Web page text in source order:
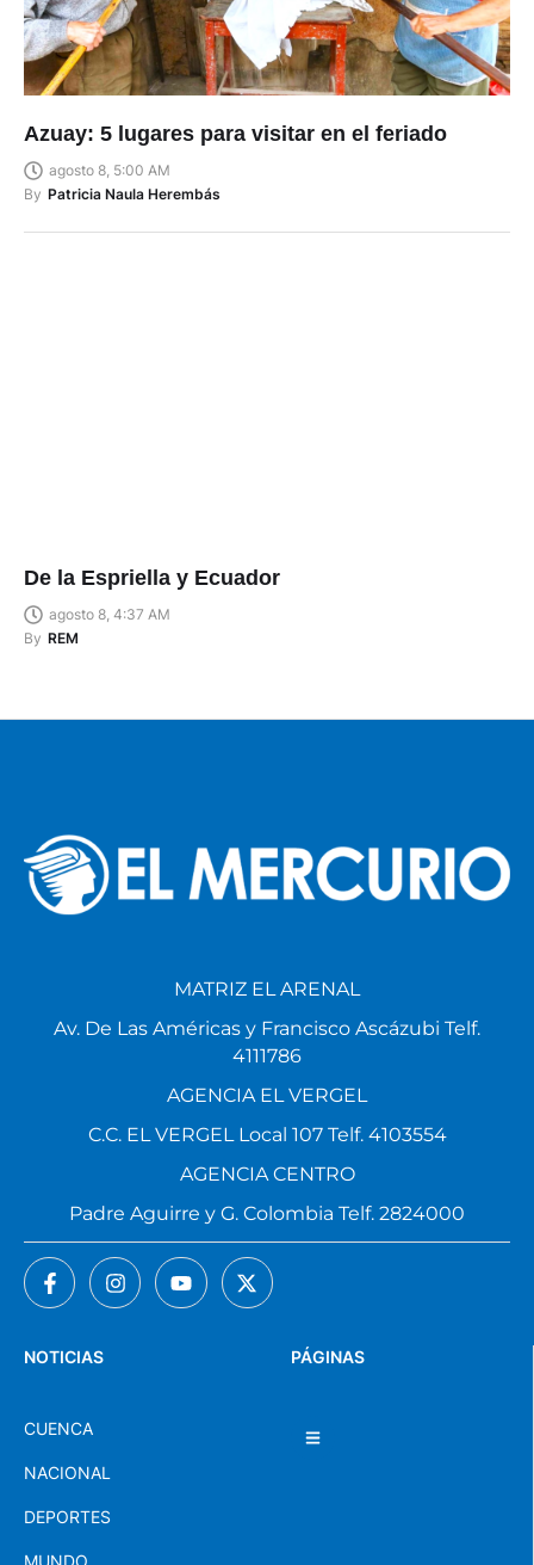
Azuay: 5 lugares para visitar en el feriado
agosto 8, 5:00 AM
By Patricia Naula Herembás
De la Espriella y Ecuador
agosto 8, 4:37 AM
By REM
PÁGINAS
NOTICIAS
CUENCA
NACIONAL
DEPORTES
MUNDO
MATRIZ EL ARENAL
Av. De Las Américas y Francisco Ascázubi Telf.
4111786
AGENCIA EL VERGEL
C.C. EL VERGEL Local 107 Telf. 4103554
AGENCIA CENTRO
Padre Aguirre y G. Colombia Telf. 2824000